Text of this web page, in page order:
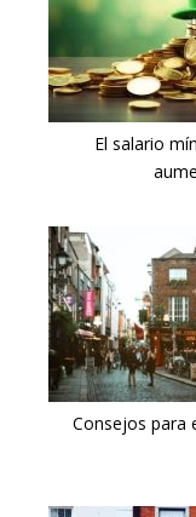
El salario
Consejos para